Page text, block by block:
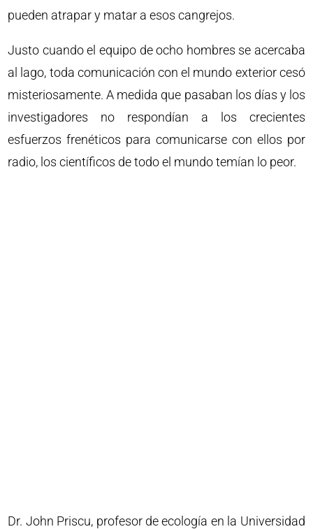
pueden atrapar y matar a esos cangrejos.
Justo cuando el equipo de ocho hombres se acercaba
al lago, toda comunicación con el mundo exterior cesó
misteriosamente. A medida que pasaban los días y los
investigadores no respondían a los crecientes
esfuerzos frenéticos para comunicarse con ellos por
radio, los científicos de todo el mundo temían lo peor.
Dr. John Priscu, profesor de ecología en la Universidad